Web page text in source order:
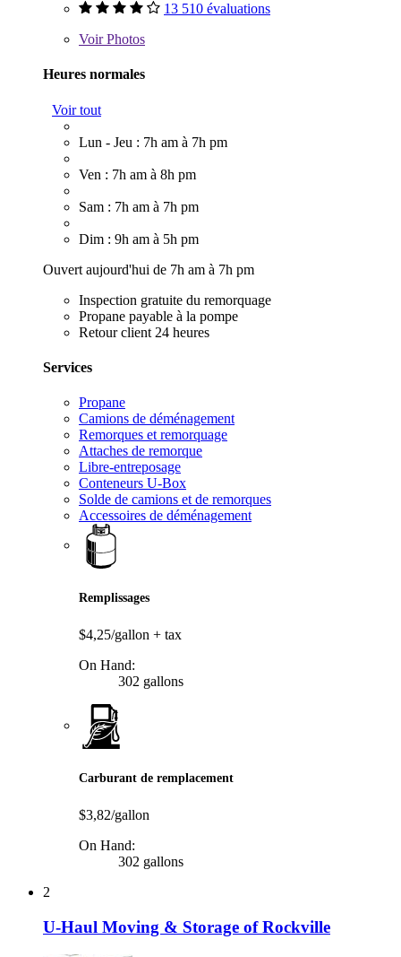
13 510 évaluations
VoirPhotos
Heures normales
Voir tout
Lun - Jeu : 7h am à 7h pm
Ven : 7h am à 8h pm
Sam : 7h am à 7h pm
Dim : 9h am à 5h pm
Ouvert aujourd'hui de 7h am à 7h pm
Inspection gratuite du remorquage
Propane payable à la pompe
Retour client 24 heures
Services
Propane
Camions de déménagement
Remorques et remorquage
Attaches de remorque
Libre-entreposage
Conteneurs U-Box
Solde de camions et de remorques
Accessoires de déménagement
Remplissages
$4,25/gallon + tax
On Hand:
302 gallons
Carburant de remplacement
$3,82/gallon
On Hand:
302 gallons
2
U-Haul Moving & Storage of Rockville